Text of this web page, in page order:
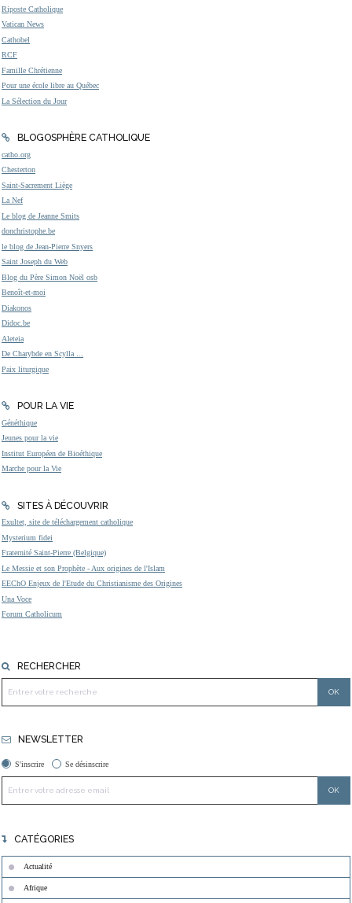
Riposte Catholique
Vatican News
Cathobel
RCF
Famille Chrétienne
Pour une école libre au Québec
La Sélection du Jour
BLOGOSPHÈRE CATHOLIQUE
catho.org
Chesterton
Saint-Sacrement Liège
La Nef
Le blog de Jeanne Smits
donchristophe.be
le blog de Jean-Pierre Snyers
Saint Joseph du Web
Blog du Père Simon Noël osb
Benoît-et-moi
Diakonos
Didoc.be
Aleteia
De Charybde en Scylla ...
Paix liturgique
POUR LA VIE
Généthique
Jeunes pour la vie
Institut Européen de Bioéthique
Marche pour la Vie
SITES À DÉCOUVRIR
Exultet, site de téléchargement catholique
Mysterium fidei
Fraternité Saint-Pierre (Belgique)
Le Messie et son Prophète - Aux origines de l'Islam
EEChO Enjeux de l'Etude du Christianisme des Origines
Una Voce
Forum Catholicum
RECHERCHER
NEWSLETTER
S'inscrire Se désinscrire
CATÉGORIES
Actualité
Afrique